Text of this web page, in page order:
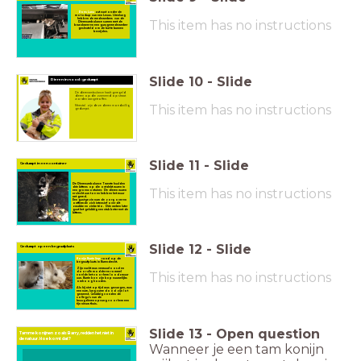
Poes Luna zat vast onder de
motorkap van een Lexus. Urenlang
hebben de medewerkers van de
Dierenambulance samen met de
brandweer en een garagemedewerker
gesleuteld om de kat te kunnen
bevrijden.
This item has no instructions
Dieren in nood : gedumpt
De dierenambulance haalt geregeld
dieren op die zwervend op straat
worden aangetroffen.
Meestal zijn deze dieren moedwillig
gedumpt.
Slide 10 - Slide
This item has no instructions
De Dierenambulance Twente haalden
drie kittens op die ontdekt waren in
een groencontainer. De dieren waren
er slecht aan toe en hebben het maar
net gered.
Een gastgezin nam de zorg over en
ontfermde zich intensief overdit
zwakke en zieke trio. Drie weken later
gaat het gelukkig een stuk beter met de
kittens.
Gedumpt in een container Slide 11 - Slide
This item has no instructions
Konijn Barrie liep rond op de
begraafplaats in Barendrecht.
Zijn vacht was verwaarloosd en
door alle modder en rommel
voelde het voor hem loodzwaar
aan. Barrie kon zijn kop nauwelijks
omhoog houden.
Als hij niet op tijd was gevangen, was
een nare, langzame dood zijn lot
geweest. Gelukkig vonden de
collega's van de
knaagdierenopvang voor hem een
fijn nieuw thuis.
Gedumpt op een begraafplaats Slide 12 - Slide
This item has no instructions
Tamme konijnen zoals Barry, redden het niet in
de natuur. Hoe komt dat?
Slide 13 - Open question
Wanneer je een tam konijn